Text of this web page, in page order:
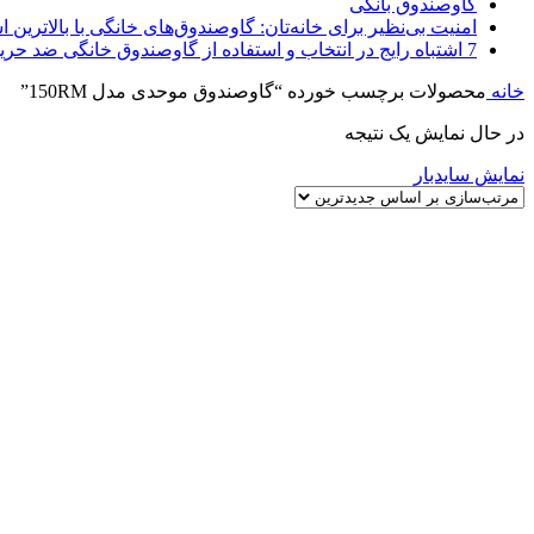
گاوصندوق بانکی
امنیت بی‌نظیر برای خانه‌تان: گاوصندوق‌های خانگی با بالاترین
7 اشتباه رایج در انتخاب و استفاده از گاوصندوق خانگی ضد حریق
خانه محصولات برچسب خورده “گاوصندوق موحدی مدل 150RM”
در حال نمایش یک نتیجه
نمایش سایدبار